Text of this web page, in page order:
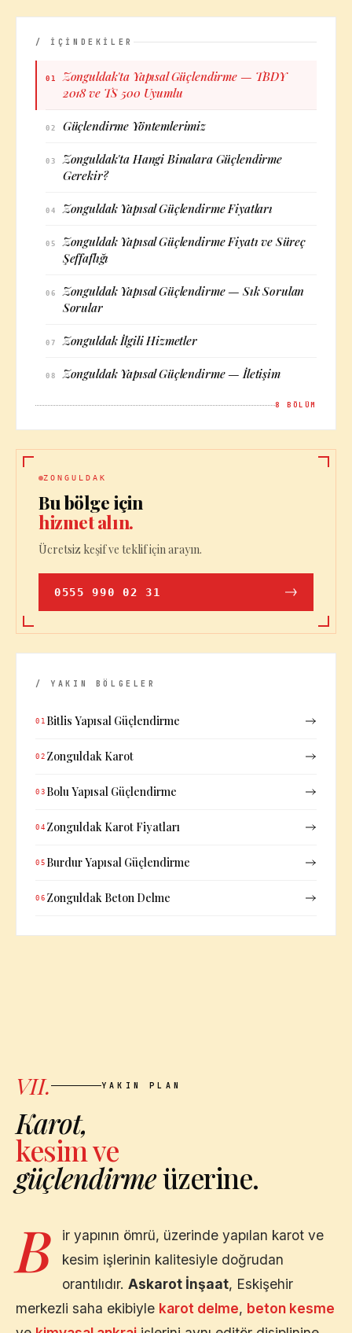
/ İÇİNDEKİLER
01
Zonguldak'ta Yapısal Güçlendirme — TBDY
2018 ve TS 500 Uyumlu
02 Güçlendirme Yöntemlerimiz
03
Zonguldak'ta Hangi Binalara Güçlendirme
Gerekir?
04 Zonguldak Yapısal Güçlendirme Fiyatları
05
Zonguldak Yapısal Güçlendirme Fiyatı ve Süreç
Şeffaflığı
06
Zonguldak Yapısal Güçlendirme — Sık Sorulan
Sorular
07 Zonguldak İlgili Hizmetler
08 Zonguldak Yapısal Güçlendirme — İletişim
8 BÖLÜM
ZONGULDAK
Bu bölge için
hizmet alın.
Ücretsiz keşif ve teklif için arayın.
0555 990 02 31
/ YAKIN BÖLGELER
01 Bitlis Yapısal Güçlendirme
02 Zonguldak Karot
03 Bolu Yapısal Güçlendirme
04 Zonguldak Karot Fiyatları
05 Burdur Yapısal Güçlendirme
06 Zonguldak Beton Delme
VII. YAKIN PLAN
Karot,
kesim ve
güçlendirmeüzerine.
B
ir yapının ömrü, üzerinde yapılan karot ve
kesim işlerinin kalitesiyle doğrudan
orantılıdır. Askarot İnşaat, Eskişehir
merkezli saha ekibiyle karot delme, beton kesme